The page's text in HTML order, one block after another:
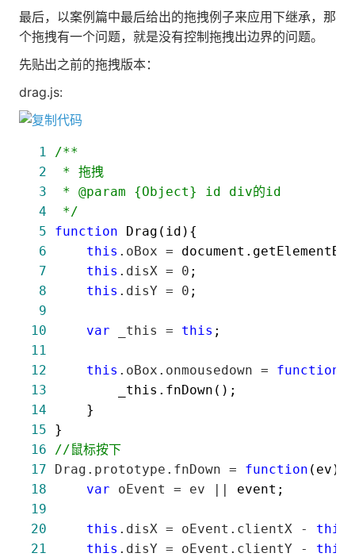
最后，以案例篇中最后给出的拖拽例子来应用下继承，那
个拖拽有一个问题，就是没有控制拖拽出边界的问题。
先贴出之前的拖拽版本：
drag.js:
1 /*
2
3
4
*/
5
function
6
this .oBox =
7
this .disX = 0
8
this .disY = 0
9
10
var _this = this
11
12
this .oBox.onmousedown = function
13
14
15
16
//鼠标按下
17 Drag.prototype.fnDown = function
18
var oEvent = ev ||
19
20
this .disX = oEvent.clientX - this
21
this .disY = oEvent.clientY - this